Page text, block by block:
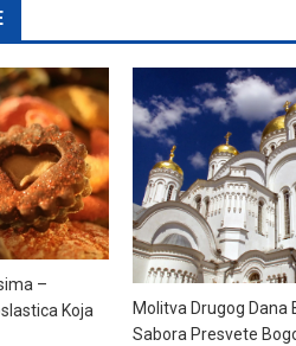
–
Koja
Molitva Drugog Dana
Sabora Presvete